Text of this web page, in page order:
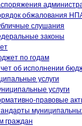
обжалования
слушания
законы
по годам
об исполнении
услуги
услуги
правовые
граждан